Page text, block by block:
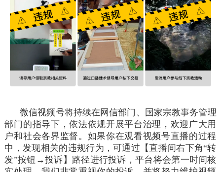
微信视频号将持续在网信部门、国家宗教事务管理
部门的指导下，依法依规开展平台治理，欢迎广大用
户和社会各界监督。如果你在观看视频号直播的过程
中，发现相关的违规行为，可通过【直播间右下角“转
发”按钮→投诉】路径进行投诉，平台将会第一时间核